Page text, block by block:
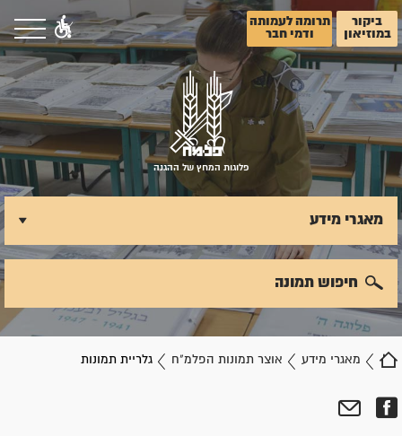
ביקור
במוזיאון
תרומה לעמותה
ודמי חבר
פלוגות המחץ של ההגנה
מאגרי מידע אוצר תמונות הפלמ"ח גלריית תמונות
מאגרי מידע
חיפוש תמונה